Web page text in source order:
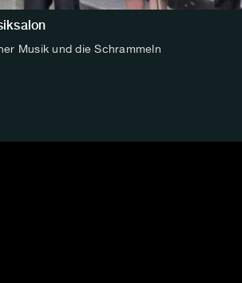
Musik und die Schrammeln